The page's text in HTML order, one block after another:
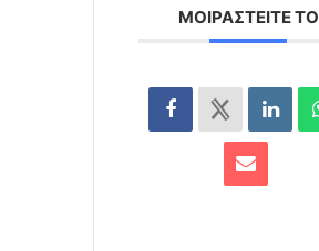
ΜΟΙΡΑΣΤΕΊΤΕ ΤΟ